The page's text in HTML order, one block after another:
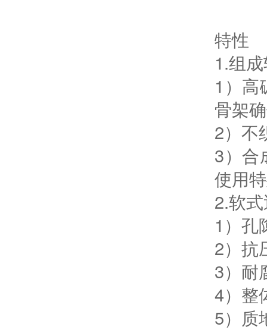
特性
1.组
1）高
骨架
2）不
3）合
使用
2.软
1）孔
2）抗
3）耐
4）整
5）质